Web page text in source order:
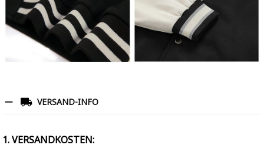
VERSAND-INFO
1. VERSANDKOSTEN: